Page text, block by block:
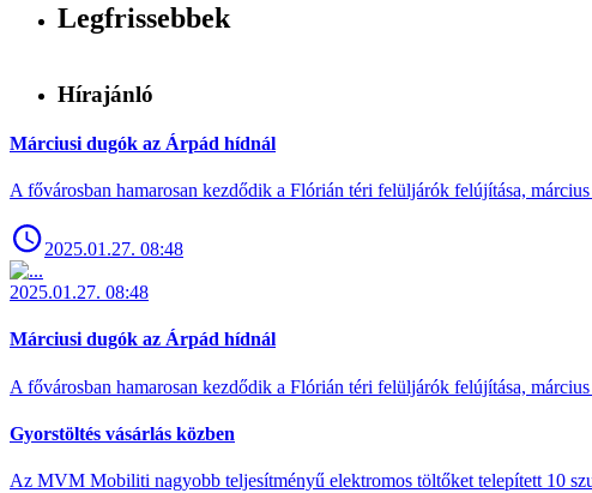
Legfrissebbek
Hírajánló
Márciusi dugók az Árpád hídnál
A fővárosban hamarosan kezdődik a Flórián téri felüljárók felújítása,
2025.01.27. 08:48
2025.01.27. 08:48
Márciusi dugók az Árpád hídnál
A fővárosban hamarosan kezdődik a Flórián téri felüljárók felújítása,
Gyorstöltés vásárlás közben
Az MVM Mobiliti nagyobb teljesítményű elektromos töltőket telepített 10